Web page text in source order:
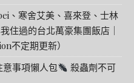
、寒舍艾美、喜來登、士林
住過的台北萬豪集團飯店｜
不定期更新）
意事項懶人包
殺蟲劑不可